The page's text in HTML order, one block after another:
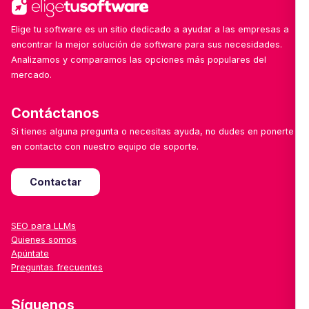
Elige tu software es un sitio dedicado a ayudar a las empresas a
encontrar la mejor solución de software para sus necesidades.
Analizamos y comparamos las opciones más populares del
mercado.
Contáctanos
Si tienes alguna pregunta o necesitas ayuda, no dudes en ponerte
en contacto con nuestro equipo de soporte.
Contactar
SEO para LLMs
Quienes somos
Apúntate
Preguntas frecuentes
Síguenos